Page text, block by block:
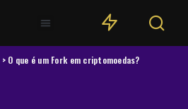
> O que é um Fork em criptomoedas?